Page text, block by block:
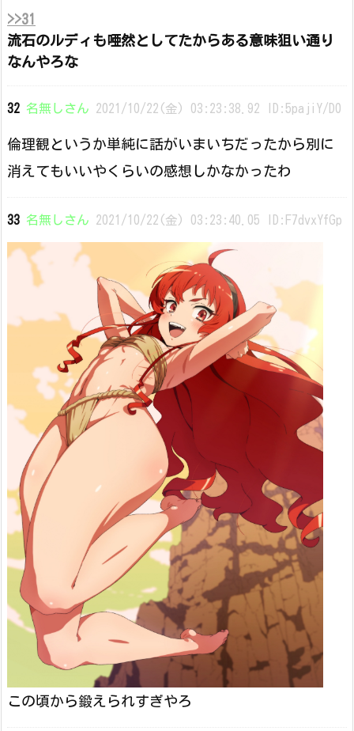
>>31
流石のルディも唖然としてたからある意味狙い通り
なんやろな
32 名無しさん 2021/10/22(金) 03:23:38.92 ID:5pajiY/D0
倫理観というか単純に話がいまいちだったから別に
消えてもいいやくらいの感想しかなかったわ
33 名無しさん 2021/10/22(金) 03:23:40.05 ID:F7dvxYfGp
この頃から鍛えられすぎやろ